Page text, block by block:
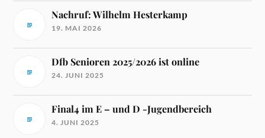
Nachruf: Wilhelm Hesterkamp
19. MAI 2026
Dfb Senioren 2025/2026 ist online
24. JUNI 2025
Final4 im E – und D -Jugendbereich
4. JUNI 2025